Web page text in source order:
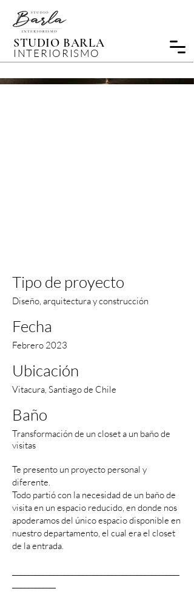
STUDIO BARLA
INTERIORISMO
Tipo de proyecto
Diseño, arquitectura y construcción
Fecha
Febrero 2023
Ubicación
Vitacura, Santiago de Chile
Baño
Transformación de un closet a un baño de
visitas
Te presento un proyecto personal y
diferente.
Todo partió con la necesidad de un baño de
visita en un espacio reducido, en donde nos
apoderamos del único espacio disponible en
nuestro departamento, el cual era el closet
de la entrada.